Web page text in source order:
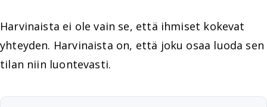
Harvinaista ei ole vain se, että ihmiset kokevat
yhteyden. Harvinaista on, että joku osaa luoda sen
tilan niin luontevasti.